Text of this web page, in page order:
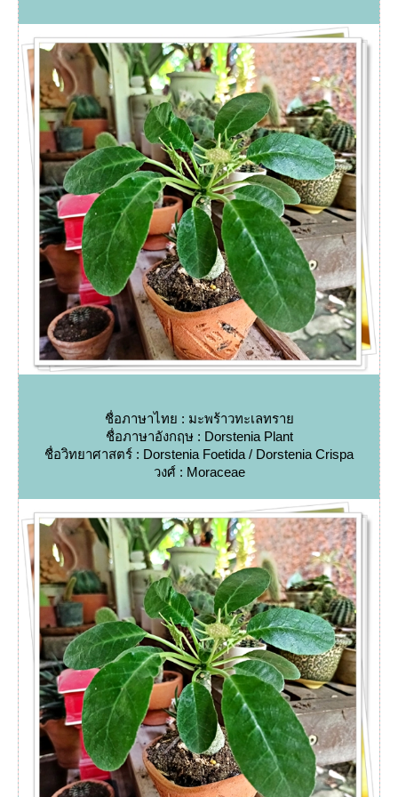
ชื่อภาษาไทย : มะพร้าวทะเลทรา
ชื่อภาษาอังกฤษ : Dorstenia Plant
ชื่อวิทยาศาสตร์ : Dorstenia Foetida / Dorstenia Crispa
วงศ์ : Moraceae